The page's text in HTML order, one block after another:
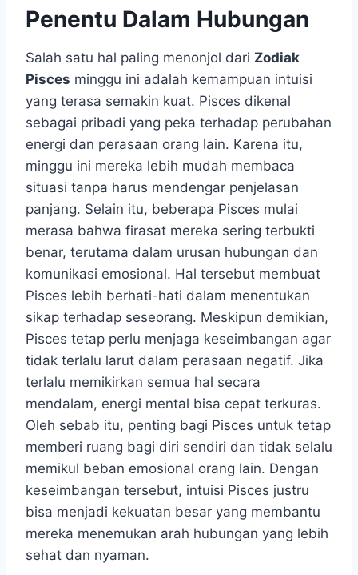
Penentu Dalam Hubungan
Salah satu hal paling menonjol dari Zodiak
Pisces minggu ini adalah kemampuan intuisi
yang terasa semakin kuat. Pisces dikenal
sebagai pribadi yang peka terhadap perubahan
energi dan perasaan orang lain. Karena itu,
minggu ini mereka lebih mudah membaca
situasi tanpa harus mendengar penjelasan
panjang. Selain itu, beberapa Pisces mulai
merasa bahwa firasat mereka sering terbukti
benar, terutama dalam urusan hubungan dan
komunikasi emosional. Hal tersebut membuat
Pisces lebih berhati-hati dalam menentukan
sikap terhadap seseorang. Meskipun demikian,
Pisces tetap perlu menjaga keseimbangan agar
tidak terlalu larut dalam perasaan negatif. Jika
terlalu memikirkan semua hal secara
mendalam, energi mental bisa cepat terkuras.
Oleh sebab itu, penting bagi Pisces untuk tetap
memberi ruang bagi diri sendiri dan tidak selalu
memikul beban emosional orang lain. Dengan
keseimbangan tersebut, intuisi Pisces justru
bisa menjadi kekuatan besar yang membantu
mereka menemukan arah hubungan yang lebih
sehat dan nyaman.